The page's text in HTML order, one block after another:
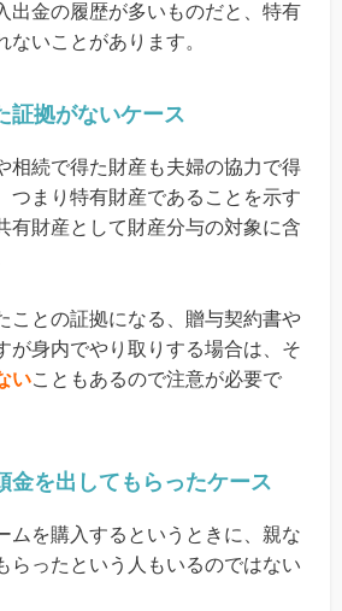
出金の履歴が多いものだと、特有
ないことがあります。
拠がないケース
相続で得た財産も夫婦の協力で得
つまり特有財産であることを示す
有財産として財産分与の対象に含
ことの証拠になる、贈与契約書や
が身内でやり取りする場合は、そ
いこともあるので注意が必要で
を出してもらったケース
ムを購入するというときに、親な
らったという人もいるのではない